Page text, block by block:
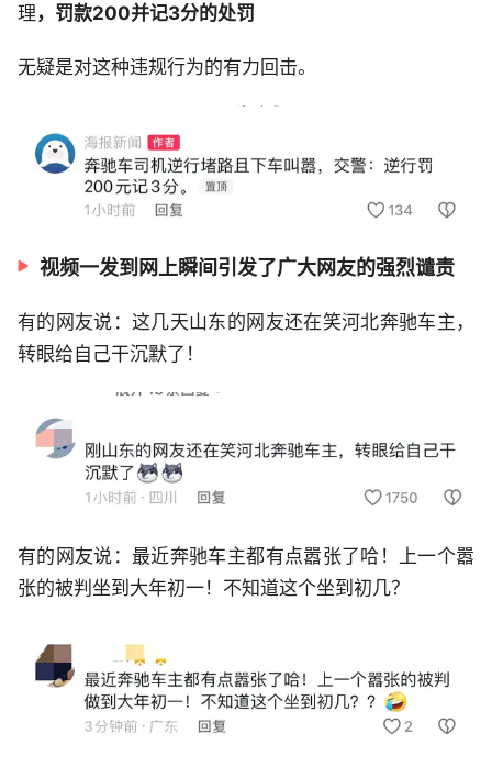
理 ，罚款200并记3分的处罚
无疑是对这种违规行为的有力回击。
视频一发到网上瞬间引发了广大网友的强烈谴责
有的网友说：这几天山东的网友还在笑河北奔驰车主，
转眼给自己干沉默了！
有的网友说：最近奔驰车主都有点嚣张了哈！上一个嚣
张的被判坐到大年初一！不知道这个坐到初几？